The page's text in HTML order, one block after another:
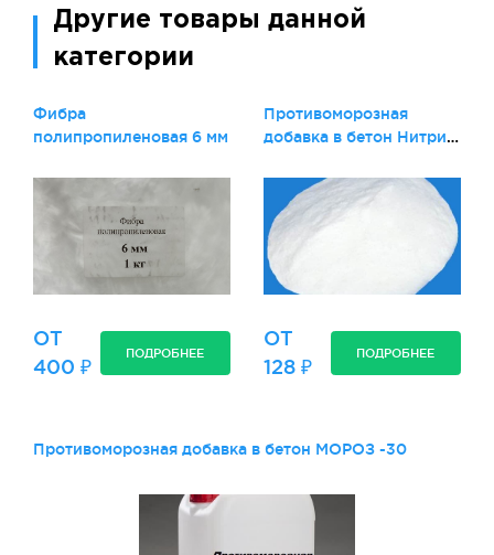
Другие товары данной
категории
Фибра
полипропиленовая 6 мм
ОТ
400 ₽
ПОДРОБНЕЕ
Противоморозная
добавка в бетон Нитрит
ОТ
128 ₽
ПОДРОБНЕЕ
Противоморозная добавка в бетон МОРОЗ -30